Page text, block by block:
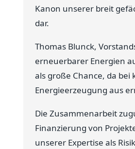
Kanon unserer breit
dar.
Thomas Blunck,
erneuerbarer Energien
als große Chance, da
Energieerzeugung aus
Die Zusammenarbeit
Finanzierung von
unserer Expertise als